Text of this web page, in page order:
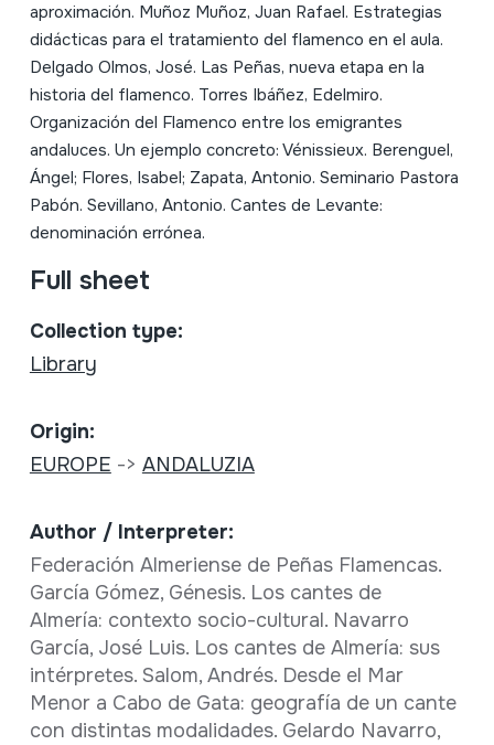
aproximación. Muñoz Muñoz, Juan Rafael. Estrategias
didácticas para el tratamiento del flamenco en el aula.
Delgado Olmos, José. Las Peñas, nueva etapa en la
historia del flamenco. Torres Ibáñez, Edelmiro.
Organización del Flamenco entre los emigrantes
andaluces. Un ejemplo concreto: Vénissieux. Berenguel,
Ángel; Flores, Isabel; Zapata, Antonio. Seminario Pastora
Pabón. Sevillano, Antonio. Cantes de Levante:
denominación errónea.
Full sheet
Collection type:
Library
Origin:
EUROPE -> ANDALUZIA
Author / Interpreter:
Federación Almeriense de Peñas Flamencas.
García Gómez, Génesis. Los cantes de
Almería: contexto socio-cultural. Navarro
García, José Luis. Los cantes de Almería: sus
intérpretes. Salom, Andrés. Desde el Mar
Menor a Cabo de Gata: geografía de un cante
con distintas modalidades. Gelardo Navarro,